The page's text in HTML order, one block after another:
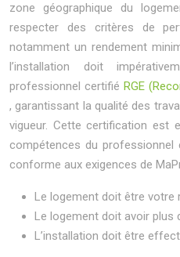
zone géographique du
respecter des critères de
notamment un rendement
l’installation doit
professionnel certifié RGE
, garantissant la qualité des
vigueur. Cette certification est
compétences du
conforme aux exigences de
Le logement doit être votre
Le logement doit avoir plus
L’installation doit être